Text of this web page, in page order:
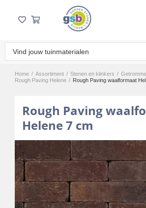
Home / Assortiment / Stenen en klinkers /
Rough Paving Helene / Rough Paving waalformaat
Rough Paving
Helene 7 cm